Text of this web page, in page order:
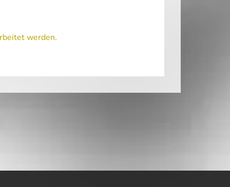
werden.